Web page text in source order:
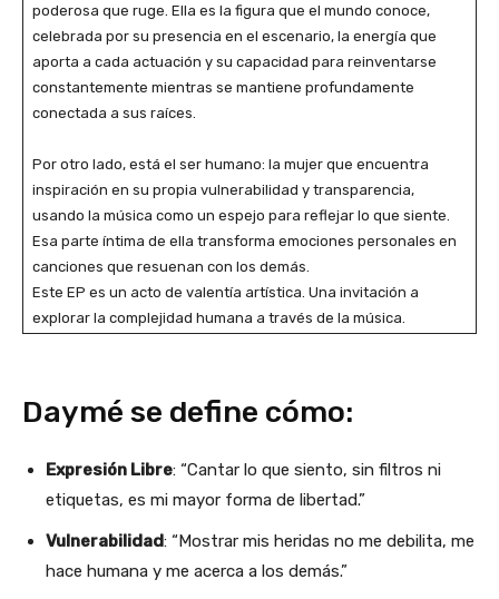
poderosa que ruge. Ella es la figura que el mundo conoce,
celebrada por su presencia en el escenario, la energía que
aporta a cada actuación y su capacidad para reinventarse
constantemente mientras se mantiene profundamente
conectada a sus raíces.
Por otro lado, está el ser humano: la mujer que encuentra
inspiración en su propia vulnerabilidad y transparencia,
usando la música como un espejo para reflejar lo que siente.
Esa parte íntima de ella transforma emociones personales en
canciones que resuenan con los demás.
Este EP es un acto de valentía artística. Una invitación a
explorar la complejidad humana a través de la música.
Daymé se define cómo:
Expresión Libre: “Cantar lo que siento, sin filtros ni
etiquetas, es mi mayor forma de libertad.”
Vulnerabilidad: “Mostrar mis heridas no me debilita, me
hace humana y me acerca a los demás.”